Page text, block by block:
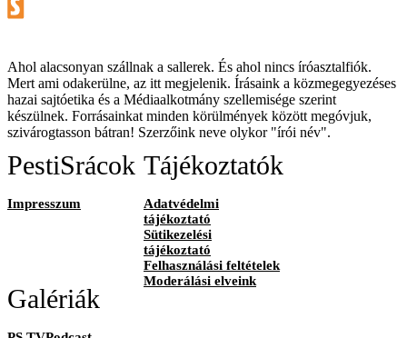
Ahol alacsonyan szállnak a sallerek. És ahol nincs íróasztalfiók.
Mert ami odakerülne, az itt megjelenik. Írásaink a közmegegyezéses
hazai sajtóetika és a Médiaalkotmány szellemisége szerint
készülnek. Forrásainkat minden körülmények között megóvjuk,
szivárogtasson bátran! Szerzőink neve olykor "írói név".
PestiSrácok
Impresszum
Tájékoztatók
Adatvédelmi
tájékoztató
Sütikezelési
tájékoztató
Felhasználási feltételek
Moderálási elveink
Galériák